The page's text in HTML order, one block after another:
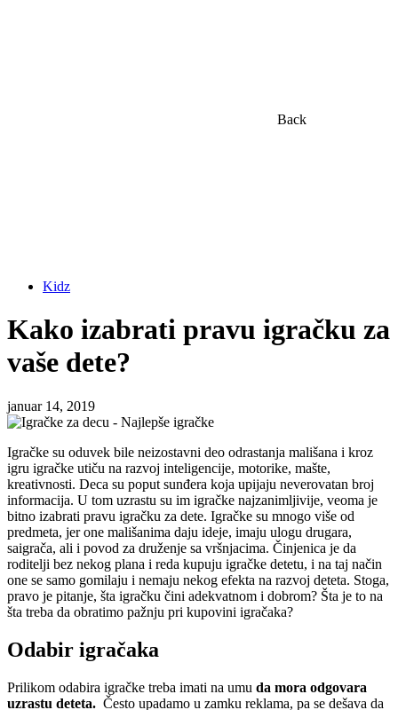
Back
Kidz
Kako izabrati pravu igračku za
vaše dete?
januar 14, 2019
Igračke su oduvek bile neizostavni deo odrastanja mališana i kroz
igru igračke utiču na razvoj inteligencije, motorike, mašte,
kreativnosti. Deca su poput sunđera koja upijaju neverovatan broj
informacija. U tom uzrastu su im igračke najzanimljivije, veoma je
bitno izabrati pravu igračku za dete. Igračke su mnogo više od
predmeta, jer one mališanima daju ideje, imaju ulogu drugara,
saigrača, ali i povod za druženje sa vršnjacima. Činjenica je da
roditelji bez nekog plana i reda kupuju igračke detetu, i na taj način
one se samo gomilaju i nemaju nekog efekta na razvoj deteta. Stoga,
pravo je pitanje, šta igračku čini adekvatnom i dobrom? Šta je to na
šta treba da obratimo pažnju pri kupovini igračaka?
Odabir igračaka
Prilikom odabira igračke treba imati na umu da mora odgovara
uzrastu deteta. Često upadamo u zamku reklama, pa se dešava da